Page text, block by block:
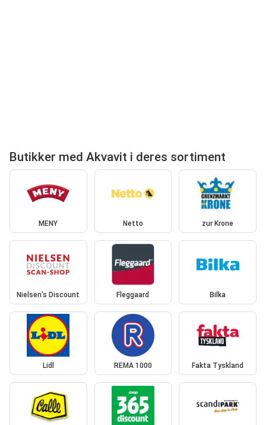
Butikker med Akvavit i deres sortiment
MENY Netto zur Krone
Nielsen's Discount Fleggaard Bilka
Lidl REMA 1000 Fakta Tyskland